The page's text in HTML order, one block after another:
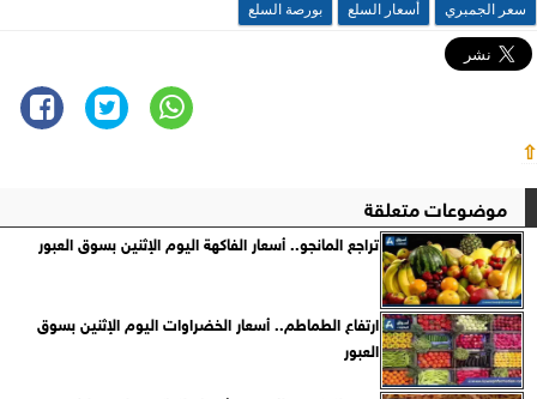
سعر الجمبري
أسعار السلع بورصة السلع
⇧
موضوعات متعلقة
تراجع المانجو.. أسعار الفاكهة اليوم الإثنين بسوق العبور
ارتفاع الطماطم.. أسعار الخضراوات اليوم الإثنين بسوق
العبور